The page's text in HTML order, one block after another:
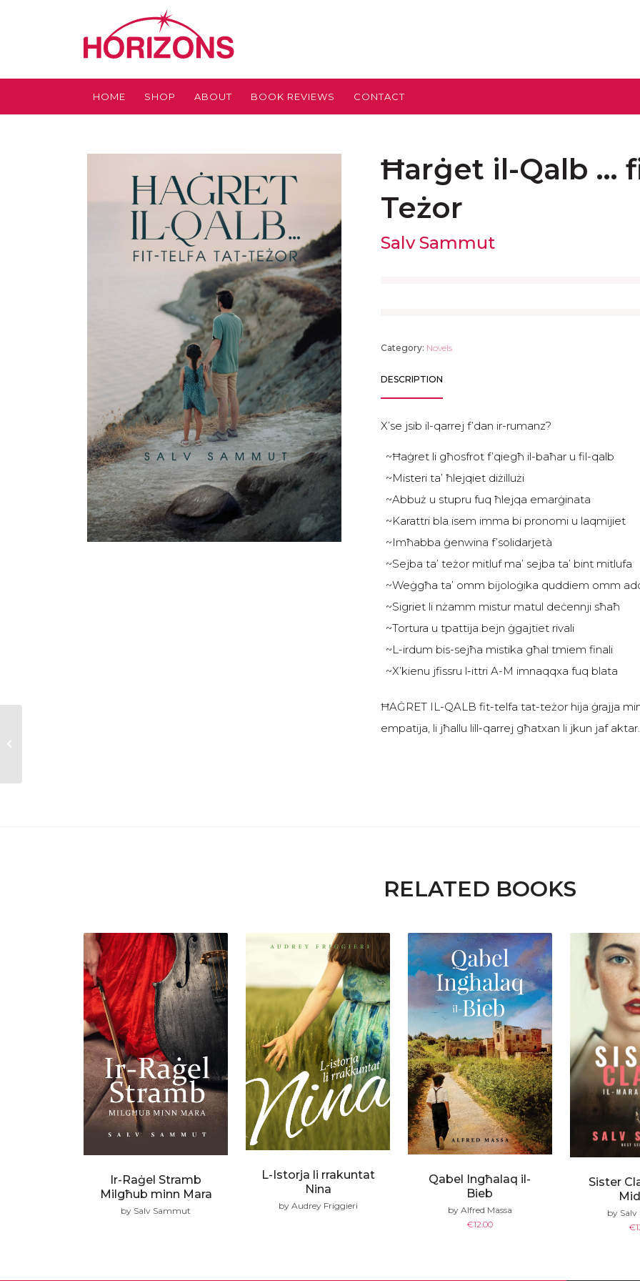
HOME SHOP ABOUT BOOK REVIEWS CONTACT
Ħarġet il-Qalb …
Teżor
Salv Sammut
Category: Novels
DESCRIPTION
X’se jsib il-qarrej f’dan ir-rumanz?
~Ħaġret li għosfrot f’qiegħ il-baħar u fil-qalb
~Misteri ta’ ħlejqiet diżillużi
~Abbuż u stupru fuq ħlejqa emarġinata
~Karattri bla isem imma bi pronomi u laqmijiet
~Imħabba ġenwina f’solidarjetà
~Sejba ta’ teżor mitluf ma’ sejba ta’ bint mitlufa
~Weġgħa ta’ omm bijoloġika quddiem omm
~Sigriet li nżamm mistur matul deċennji sħaħ
~Tortura u tpattija bejn ġgajtiet rivali
~L-irdum bis-sejħa mistika għal tmiem finali
~X’kienu jfissru l-ittri A-M imnaqqxa fuq blata
ĦAĠRET IL-QALB fit-telfa tat-teżor hija ġrajja
empatija, li jħallu lill-qarrej għatxan li jkun jaf aktar.
RELATED BOOKS
Ir-Raġel Stramb
Milgħub minn Mara
by Salv Sammut
L-Istorja li rrakuntat
Nina
by Audrey Friggieri
Qabel Ingħalaq il-
Bieb
by Alfred Massa
€12.00
Sister
by
€